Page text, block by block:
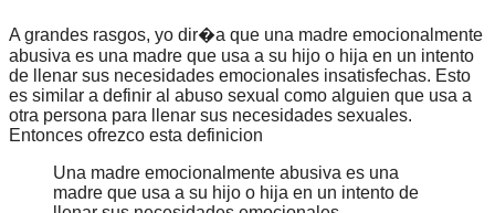
A grandes rasgos, yo dir�a que una madre emocionalmente
abusiva es una madre que usa a su hijo o hija en un intento
de llenar sus necesidades emocionales insatisfechas. Esto
es similar a definir al abuso sexual como alguien que usa a
otra persona para llenar sus necesidades sexuales.
Entonces ofrezco esta definicion
Una madre emocionalmente abusiva es una
madre que usa a su hijo o hija en un intento de